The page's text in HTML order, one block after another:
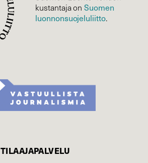
kustantaja onSuomen
luonnonsuojelu­liitto.
TILAAJAPALVELU